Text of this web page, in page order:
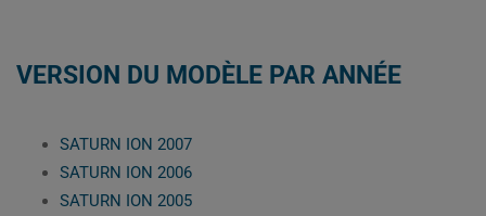
VERSION DU MODÈLE PAR ANNÉE
SATURN ION 2007
SATURN ION 2006
SATURN ION 2005